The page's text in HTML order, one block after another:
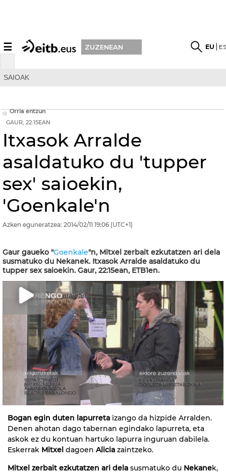
☰ ZUZENEAN EU
SAIOAK
Orria entzun
GAUR, 22:15EAN
Itxasok Arralde
asaldatuko du 'tupper
sex' saioekin,
'Goenkale'n
Azken eguneratzea: 2014/02/11 19:06 (UTC+1)
Gaur gaueko "Goenkale"n, Mitxel zerbait ezkutatzen ari dela
susmatuko du Nekanek. Itxasok Arralde asaldatuko du
tupper sex saioekin. Gaur, 22:15ean, ETB1en.
Bogan egin duten lapurreta izango da hizpide Arralden.
Denen ahotan dago tabernan egindako lapurreta, eta
askok ez du kontuan hartuko lapurra inguruan dabilela.
Eskerrak Mitxel dagoen Alicia zaintzeko.
Mitxel zerbait ezkutatzen ari dela susmatuko du Nekanek,